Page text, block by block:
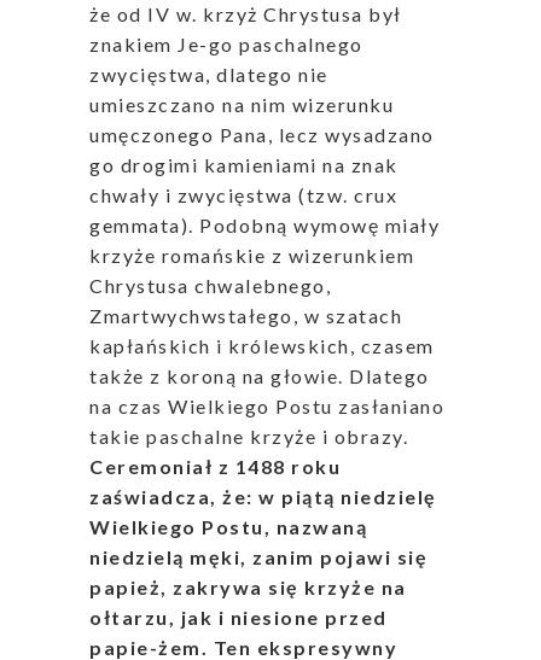
że od IV w. krzyż Chrystusa był
znakiem Je-go paschalnego
zwycięstwa, dlatego nie
umieszczano na nim wizerunku
umęczonego Pana, lecz wysadzano
go drogimi kamieniami na znak
chwały i zwycięstwa (tzw. crux
gemmata). Podobną wymowę miały
krzyże romańskie z wizerunkiem
Chrystusa chwalebnego,
Zmartwychwstałego, w szatach
kapłańskich i królewskich, czasem
także z koroną na głowie. Dlatego
na czas Wielkiego Postu zasłaniano
takie paschalne krzyże i obrazy.
Ceremoniał z 1488 roku
zaświadcza, że: w piątą niedzielę
Wielkiego Postu, nazwaną
niedzielą męki, zanim pojawi się
papież, zakrywa się krzyże na
ołtarzu, jak i niesione przed
papie-żem. Ten ekspresywny